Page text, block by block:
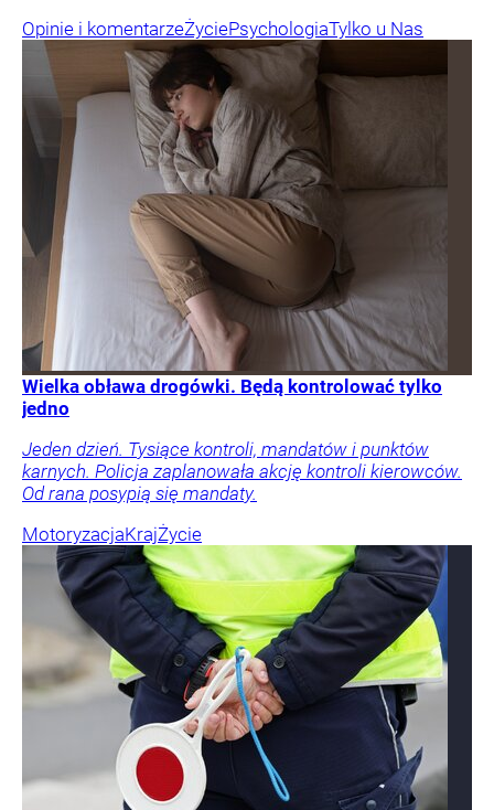
Opinie i komentarzeŻyciePsychologiaTylko u Nas
Wielka obława drogówki. Będą kontrolować tylko
jedno
Jeden dzień. Tysiące kontroli, mandatów i punktów
karnych. Policja zaplanowała akcję kontroli kierowców.
Od rana posypią się mandaty.
MotoryzacjaKrajŻycie